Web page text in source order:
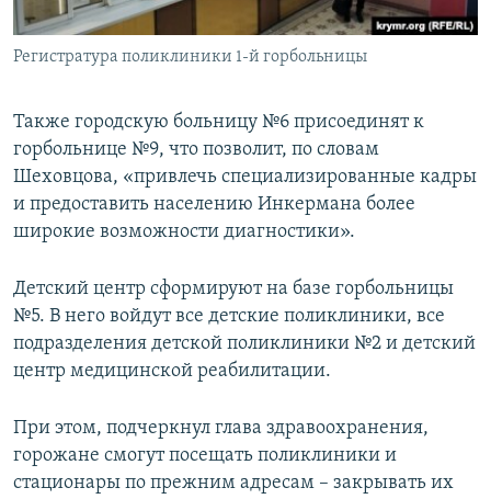
Регистратура поликлиники 1-й горбольницы
Также городскую больницу №6 присоединят к
горбольнице №9, что позволит, по словам
Шеховцова, «привлечь специализированные кадры
и предоставить населению Инкермана более
широкие возможности диагностики».
Детский центр сформируют на базе горбольницы
№5. В него войдут все детские поликлиники, все
подразделения детской поликлиники №2 и детский
центр медицинской реабилитации.
При этом, подчеркнул глава здравоохранения,
горожане смогут посещать поликлиники и
стационары по прежним адресам – закрывать их